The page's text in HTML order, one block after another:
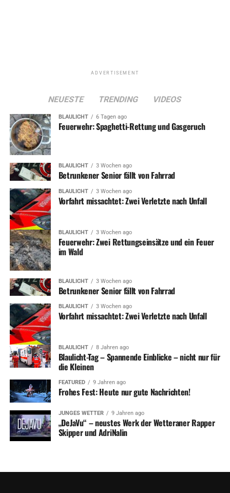
ADVERTISEMENT
NEUESTE TRENDING VIDEOS
BLAULICHT 6 Tagen ago
Feuerwehr: Spaghetti-Rettung und Gasgeruch
BLAULICHT 3 Wochen ago
Betrunkener Senior fällt von Fahrrad
BLAULICHT 3 Wochen ago
Vorfahrt missachtet: Zwei Verletzte nach Unfall
BLAULICHT 3 Wochen ago
Feuerwehr: Zwei Rettungseinsätze und ein Feuer
im Wald
BLAULICHT 3 Wochen ago
Betrunkener Senior fällt von Fahrrad
BLAULICHT 3 Wochen ago
Vorfahrt missachtet: Zwei Verletzte nach Unfall
BLAULICHT 8 Jahren ago
Blaulicht-Tag – Spannende Einblicke – nicht nur für
die Kleinen
FEATURED 9 Jahren ago
Frohes Fest: Heute nur gute Nachrichten!
JUNGES WETTER 9 Jahren ago
„DeJaVu“ – neustes Werk der Wetteraner Rapper
Skipper und AdriNalin